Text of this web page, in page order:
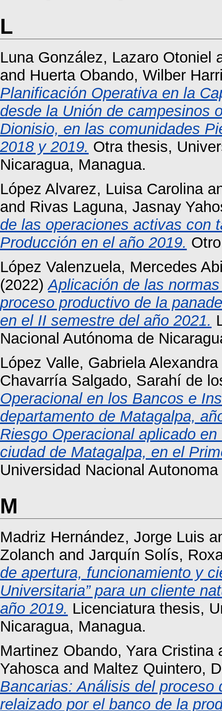
L
Luna González, Lazaro Otoniel
and Huerta Obando, Wilber
Planificación Operativa en la
desde la Unión de campesinos
Dionisio, en las comunidades
2018 y 2019. Otra thesis,
Nicaragua, Managua.
López Alvarez, Luisa Carolina
and Rivas Laguna, Jasnay
de las operaciones activas con
Producción en el año 2019.
López Valenzuela, Mercedes
(2022)Aplicación de las
proceso productivo de la
en el II semestre del año 2021.
Nacional Autónoma de
López Valle, Gabriela Alexandra
Chavarría Salgado, Sarahí de
Operacional en los Bancos e
departamento de Matagalpa,
Riesgo Operacional aplicado
ciudad de Matagalpa, en el
Universidad Nacional
M
Madriz Hernández, Jorge Luis
Zolanch and Jarquín Solís,
de apertura, funcionamiento y
Universitaria” para un cliente
año 2019. Licenciatura thesis,
Nicaragua, Managua.
Martinez Obando, Yara Cristina
Yahoscaand Maltez Quintero,
Bancarias: Análisis del
relaizado por el banco de la